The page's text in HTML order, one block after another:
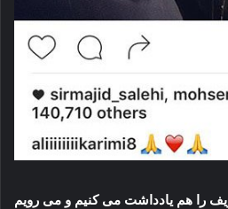
را هم یادداشت می کنیم و می رویم